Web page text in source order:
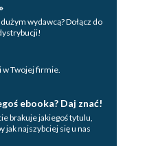
wydawcą? Dołącz do
w Twojej firmie.
ebooka? Daj znać!
brakuje jakiegoś tytulu,
jak najszybciej się u nas